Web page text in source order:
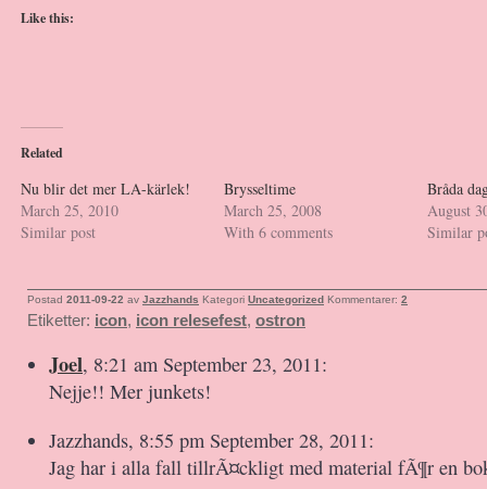
Like this:
Related
Nu blir det mer LA-kärlek!
March 25, 2010
Similar post
Brysseltime
March 25, 2008
With 6 comments
Bråda
August
Similar
Postad 2011-09-22 av Jazzhands Kategori Uncategorized Kommentarer: 2
Etiketter: icon, icon relesefest, ostron
Joel, 8:21 am September 23, 2011:
Nejje!! Mer junkets!
Jazzhands, 8:55 pm September 28, 2011:
Jag har i alla fall tillrÃ¤ckligt med material fÃ¶r en